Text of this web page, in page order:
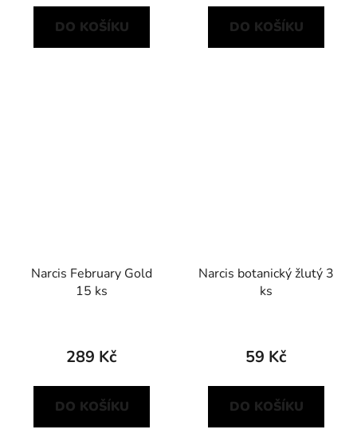
DO KOŠÍKU DO KOŠÍKU
Narcis February Gold
15 ks
289 Kč
DO KOŠÍKU
Narcis botanický žlutý 3
ks
59 Kč
DO KOŠÍKU